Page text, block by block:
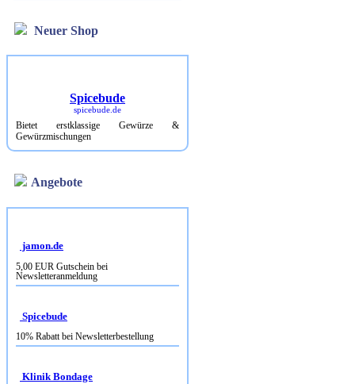
Neuer Shop
Spicebude
spicebude.de
Bietet erstklassige Gewürze &
Gewürzmischungen
Angebote
jamon.de
5,00 EUR Gutschein bei
Newsletteranmeldung
Spicebude
10% Rabatt bei Newsletterbestellung
Klinik Bondage